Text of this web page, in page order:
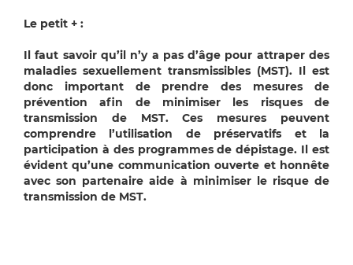
Le petit + :
Il faut savoir qu’il n’y a pas d’âge pour attraper des
maladies sexuellement transmissibles (MST). Il est
donc important de prendre des mesures de
prévention afin de minimiser les risques de
transmission de MST. Ces mesures peuvent
comprendre l’utilisation de préservatifs et la
participation à des programmes de dépistage. Il est
évident qu’une communication ouverte et honnête
avec son partenaire aide à minimiser le risque de
transmission de MST.